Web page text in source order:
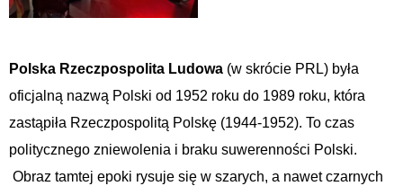
Polska Rzeczpospolita Ludowa (w skrócie PRL) była
oficjalną nazwą Polski od 1952 roku do 1989 roku, która
zastąpiła Rzeczpospolitą Polskę (1944-1952). To czas
politycznego zniewolenia i braku suwerenności Polski.
Obraz tamtej epoki rysuje się w szarych, a nawet czarnych